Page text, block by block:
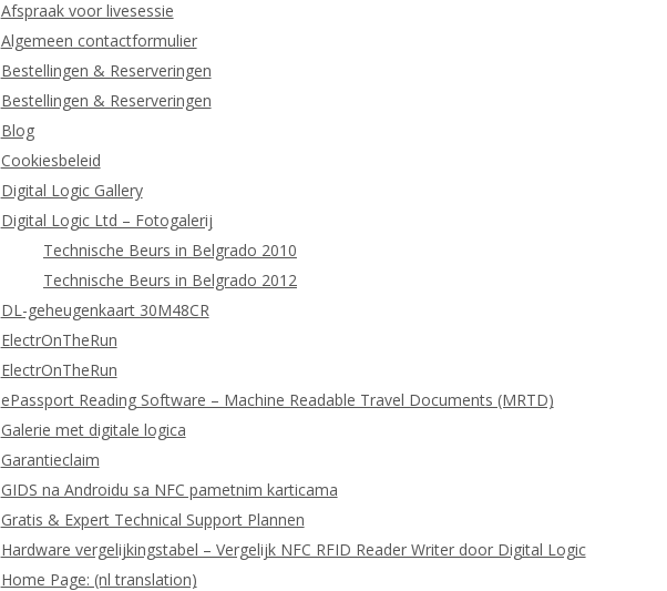
Afspraak voor livesessie
Algemeen contactformulier
Bestellingen & Reserveringen
Bestellingen & Reserveringen
Blog
Cookiesbeleid
Digital Logic Gallery
Digital Logic Ltd – Fotogalerij
Technische Beurs in Belgrado 2010
Technische Beurs in Belgrado 2012
DL-geheugenkaart 30M48CR
ElectrOnTheRun
ElectrOnTheRun
ePassport Reading Software – Machine Readable Travel Documents (MRTD)
Galerie met digitale logica
Garantieclaim
GIDS na Androidu sa NFC pametnim karticama
Gratis & Expert Technical Support Plannen
Hardware vergelijkingstabel – Vergelijk NFC RFID Reader Writer door Digital Logic
Home Page: (nl translation)